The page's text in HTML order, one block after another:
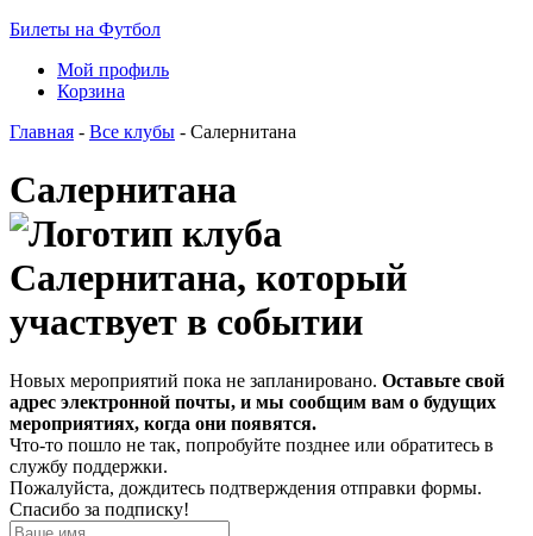
Билеты на Футбол
Мой профиль
Корзина
Главная - Все клубы - Салернитана
Салернитана
Новых мероприятий пока не запланировано. Оставьте свой
адрес электронной почты, и мы сообщим вам о будущих
мероприятиях, когда они появятся.
Что-то пошло не так, попробуйте позднее или обратитесь в
службу поддержки.
Пожалуйста, дождитесь подтверждения отправки формы.
Спасибо за подписку!